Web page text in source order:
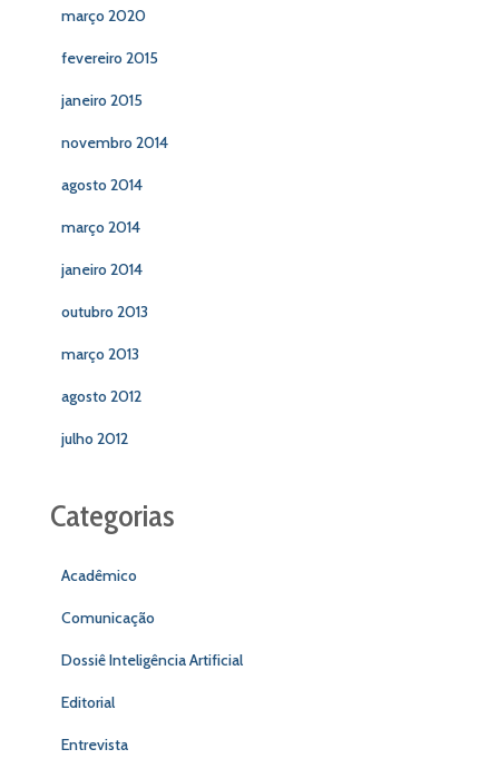
março 2020
fevereiro 2015
janeiro 2015
novembro 2014
agosto 2014
março 2014
janeiro 2014
outubro 2013
março 2013
agosto 2012
julho 2012
Categorias
Acadêmico
Comunicação
Dossiê Inteligência Artificial
Editorial
Entrevista